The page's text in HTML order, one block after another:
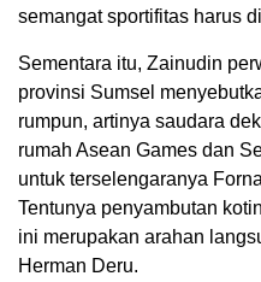
semangat sportifitas harus
Sementara itu, Zainudin
provinsi Sumsel
rumpun, artinya saudara
rumah Asean Games dan
untuk terselengaranya
Tentunya penyambutan
ini merupakan arahan
Herman Deru.